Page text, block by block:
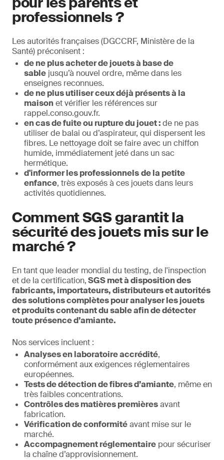
professionnels ?
Les autorités françaises (DGCCRF, Ministère de la
Santé) préconisent :
de ne plus acheter de jouets à base de
sable jusqu’à nouvel ordre, même dans les
enseignes reconnues.
de ne plus utiliser ceux déjà présents à la
maisonet vérifier les références sur
rappel.conso.gouv.fr.
en cas de fuite ou rupture du jouet :de ne pas
utiliser de balai ou d’aspirateur, qui dispersent les
fibres. Le nettoyage doit se faire avec un chiffon
humide, immédiatement jeté dans un sac
hermétique.
d'informer les professionnelsde la petite
enfance, très exposés à ces jouets dans leurs
activités quotidiennes.
Comment SGS garantit la
sécurité des jouets mis sur le
marché ?
En tant que leader mondial du testing, de l'inspection
et de la certification,SGS met à disposition des
fabricants, importateurs, distributeurs et autorités
des solutions complètes pour analyser les jouets
et produits contenant du sable afin de détecter
toute présence d’amiante.
Nos services incluent :
Analyses en laboratoire accrédité,
conformément aux exigences réglementaires
européennes.
Tests de détection de fibres d’amiante, même en
très faibles concentrations.
Contrôles des matières premièresavant
fabrication.
Vérification de conformitéavant mise sur le
marché.
Accompagnement réglementaire pour sécuriser
la chaîne d’approvisionnement.